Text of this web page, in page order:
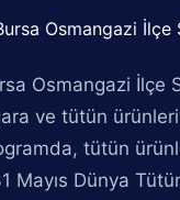
Osmangazi İlçe
ve tütün
tütün
Mayıs Dünya